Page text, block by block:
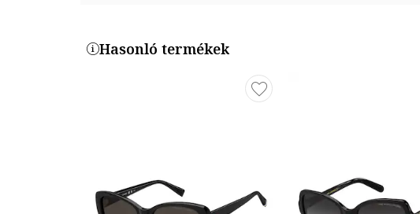
Hasonló termékek